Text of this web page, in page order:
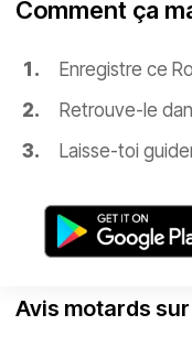
Comment ça
Enregistre ce
Retrouve-le
Laisse-toi
Avis motards